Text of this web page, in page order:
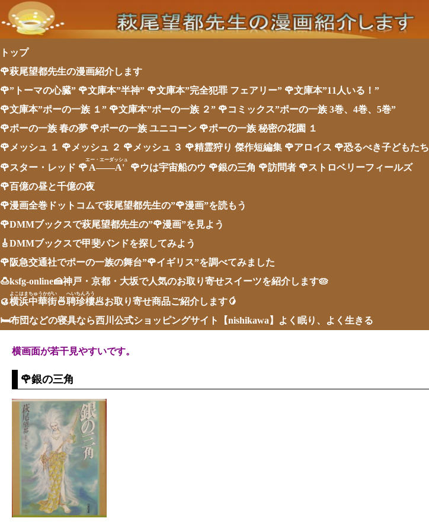
トップ
🌹萩尾望都先生の漫画紹介します
🌹”トーマの心臓” 🌹文庫本”半神” 🌹文庫本”完全犯罪 フェアリー” 🌹文庫本”11人いる！”
🌹文庫本”ポーの一族 １” 🌹文庫本”ポーの一族 ２” 🌹コミックス”ポーの一族 3巻、4巻、5巻”
🌹ポーの一族 春の夢 🌹ポーの一族 ユニコーン 🌹ポーの一族 秘密の花園 １
🌹メッシュ １ 🌹メッシュ ２ 🌹メッシュ ３ 🌹精霊狩り 傑作短編集 🌹アロイス 🌹恐るべき子どもたち
🌹スター・レッド 🌹 A――A'
エー・エーダッシュ
🌹ウは宇宙船のウ 🌹銀の三角 🌹訪問者 🌹ストロベリーフィールズ
🌹百億の昼と千億の夜
🌹漫画全巻ドットコムで萩尾望都先生の”🌹漫画”を読もう
🌹DMMブックスで萩尾望都先生の”🌹漫画”を見よう
🎸DMMブックスで甲斐バンドを探してみよう
🌹阪急交通社でポーの一族の舞台”🌹イギリス”を調べてみました
🍮ksfg-online🍰神戸・京都・大坂で人気のお取り寄せスイーツを紹介します🥧
🥮横浜中華街
よこはまちゅうかがい
🍜聘珍樓
へいちんろう
🥟お取り寄せ商品ご紹介します🥭
🛏布団などの寝具なら西川公式ショッピングサイト【nishikawa】よく眠り、よく生きる
横画面が若干見やすいです。
🌹銀の三角